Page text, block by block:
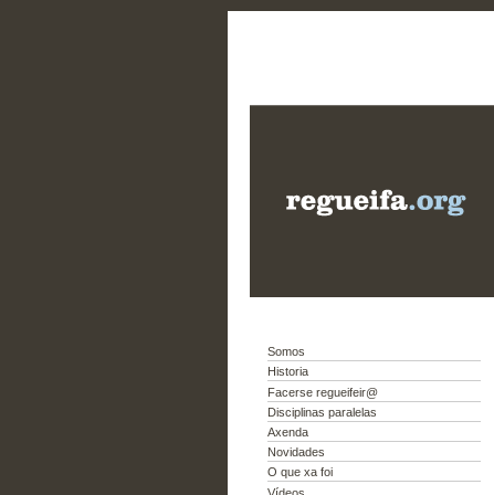
Somos
Historia
Facerse regueifeir@
Disciplinas paralelas
Axenda
Novidades
O que xa foi
Vídeos